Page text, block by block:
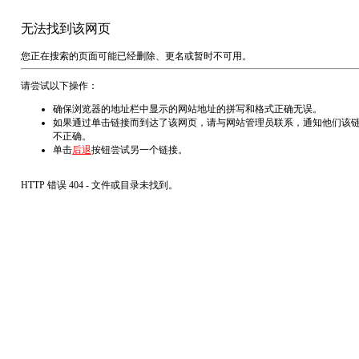
无法找到该网页
您正在搜索的页面可能已经删除、更名或暂时不可用。
请尝试以下操作：
确保浏览器的地址栏中显示的网站地址的拼写和格式正确无误。
如果通过单击链接而到达了该网页，请与网站管理员联系，通知他们该
不正确。
单击后退按钮尝试另一个链接。
HTTP 错误 404 - 文件或目录未找到。